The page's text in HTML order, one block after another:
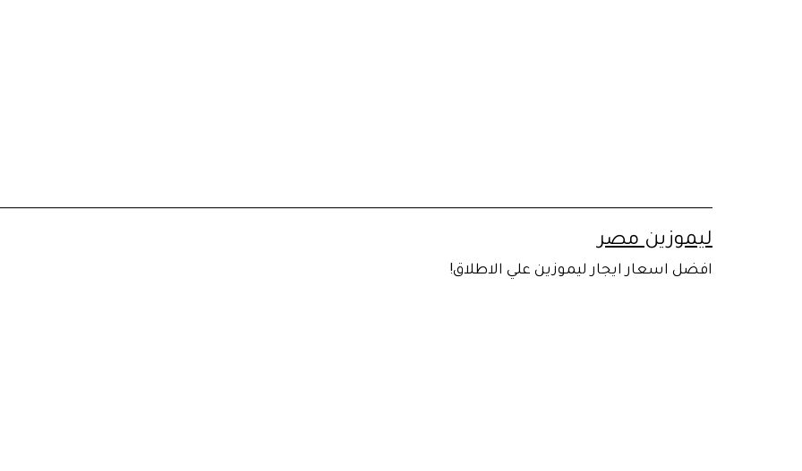
ليموزين مصر
افضل اسعار ايجار ليموزين علي الاطلاق!